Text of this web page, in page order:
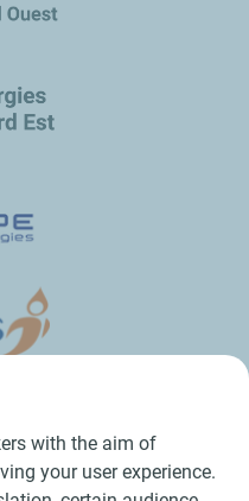
with the aim of
your user experience.